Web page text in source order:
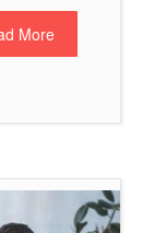
Read More